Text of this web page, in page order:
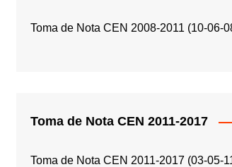
Toma de Nota CEN 2008-2011 (10-06-
Toma de Nota CEN 2011-2017
Toma de Nota CEN 2011-2017 (03-05-